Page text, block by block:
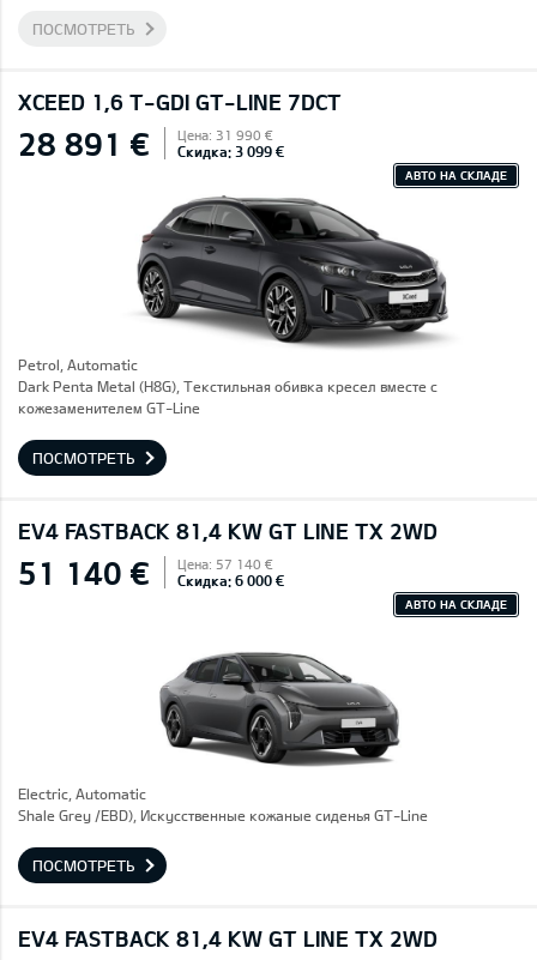
ПОСМОТРЕТЬ
XCEED 1,6 T-GDI GT-LINE 7DCT
28 891 € Цена: 31 990 €
Скидка: 3 099 €
АВТО НА СКЛАДЕ
Petrol, Automatic
Dark Penta Metal (H8G), Текстильная обивка кресел вместе с
кожезаменителем GT-Line
ПОСМОТРЕТЬ
EV4 FASTBACK 81,4 KW GT LINE TX 2WD
51 140 € Цена: 57 140 €
Скидка: 6 000 €
АВТО НА СКЛАДЕ
Electric, Automatic
Shale Grey /EBD), Искусственные кожаные сиденья GT-Line
ПОСМОТРЕТЬ
EV4 FASTBACK 81,4 KW GT LINE TX 2WD